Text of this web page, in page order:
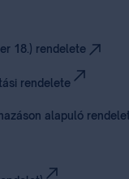
18.) rendelete
rendelete
alapuló